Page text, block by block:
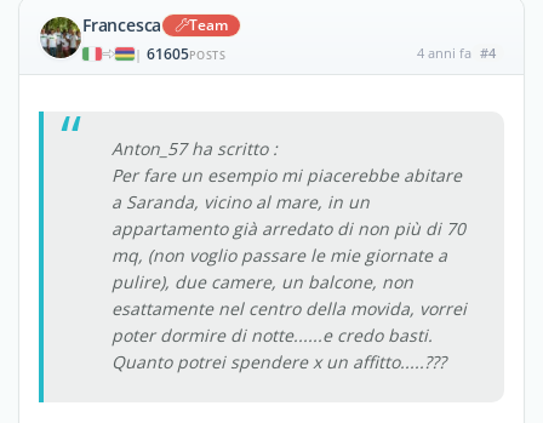
Francesca Team
| 61605POSTS 4 anni fa #4
Anton_57 ha scritto :
Per fare un esempio mi piacerebbe abitare
a Saranda, vicino al mare, in un
appartamento già arredato di non più di 70
mq, (non voglio passare le mie giornate a
pulire), due camere, un balcone, non
esattamente nel centro della movida, vorrei
poter dormire di notte......e credo basti.
Quanto potrei spendere x un affitto.....???